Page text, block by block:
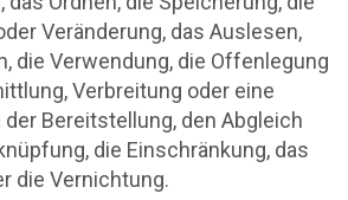
Veränderung, das Auslesen,
die Verwendung, die Offenlegung
Verbreitung oder eine
der Bereitstellung, den Abgleich
die Einschränkung, das
die Vernichtung.